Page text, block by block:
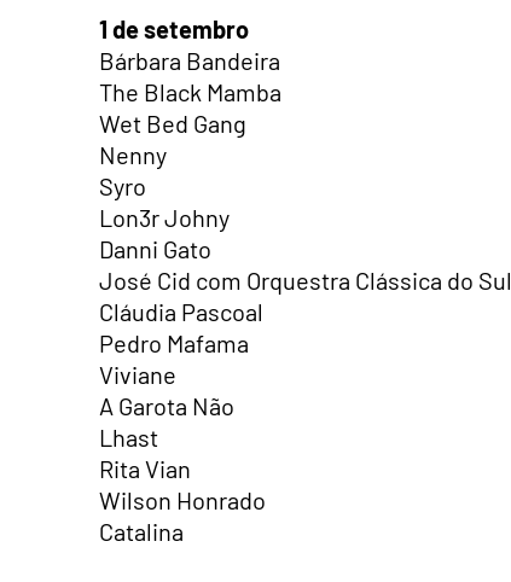
1 de setembro
Bárbara Bandeira
The Black Mamba
Wet Bed Gang
Nenny
Syro
Lon3r Johny
Danni Gato
José Cid com Orquestra Clássica do Sul
Cláudia Pascoal
Pedro Mafama
Viviane
A Garota Não
Lhast
Rita Vian
Wilson Honrado
Catalina